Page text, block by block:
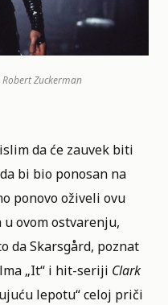
Zuckerman
da će zauvek biti
bi bio ponosan na
ponovo oživeli ovu
u ovom ostvarenju,
da Skarsgård, poznat
„It“ i hit-seriji Clark
lepotu“ celoj priči